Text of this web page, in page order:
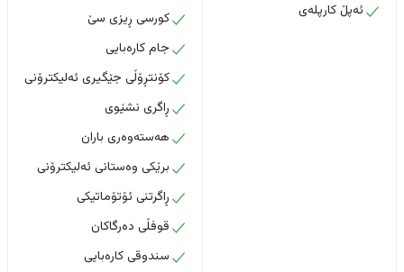
ئەپڵ کارپلەی
کورسی ڕیزی سێ
جام کارەبایی
کۆنتڕۆڵی جێگیری ئەلیکترۆنی
ڕاگری نشێوی
هەستەوەری باران
برێکی وەستانی ئەلیکترۆنی
ڕاگرتنی ئۆتۆماتیکی
قوفڵی دەرگاکان
سندوقی کارەبایی